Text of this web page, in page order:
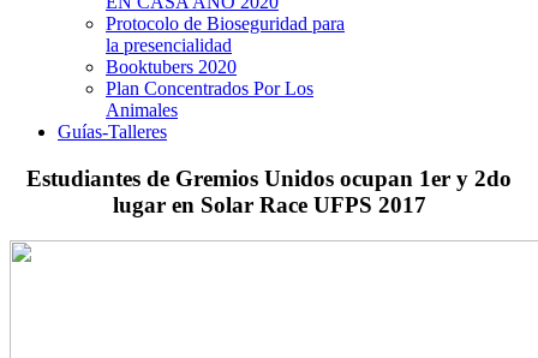
Protocolo de Bioseguridad para
la presencialidad
Booktubers 2020
Plan Concentrados Por Los
Animales
Guías-Talleres
Estudiantes de Gremios Unidos ocupan 1er y 2do
lugar en Solar Race UFPS 2017